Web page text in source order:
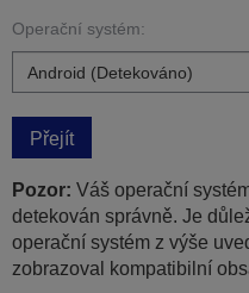
Operační systém:
Přejít
Pozor: Váš operační
detekován správně. Je
operační systém z výše
zobrazoval kompatibilní